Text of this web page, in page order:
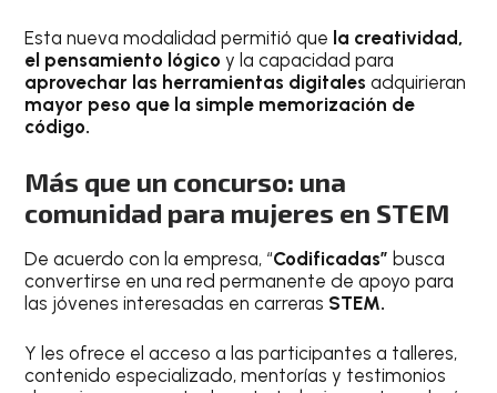
Esta nueva modalidad permitió que la creatividad,
el pensamiento lógicoy la capacidad para
aprovechar las herramientas digitales adquirieran
mayor peso que la simple memorización de
código.
Más que un concurso: una
comunidad para mujeres en STEM
De acuerdo con la empresa, “Codificadas” busca
convertirse en una red permanente de apoyo para
las jóvenes interesadas en carreras STEM.
Y les ofrece el acceso a las participantes a talleres,
contenido especializado, mentorías y testimonios